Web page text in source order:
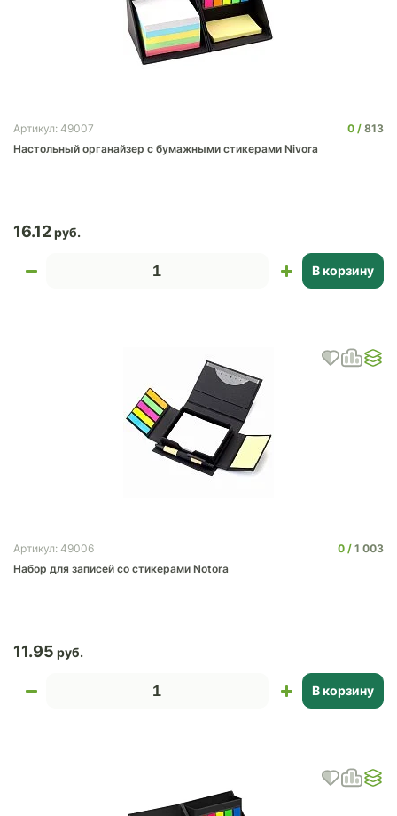
Артикул: 49007 0
813
Настольный органайзер с бумажными стикерами Nivora
16.12
В корзину
Артикул: 49006 0
1 003
Набор для записей со стикерами Notora
11.95
В корзину